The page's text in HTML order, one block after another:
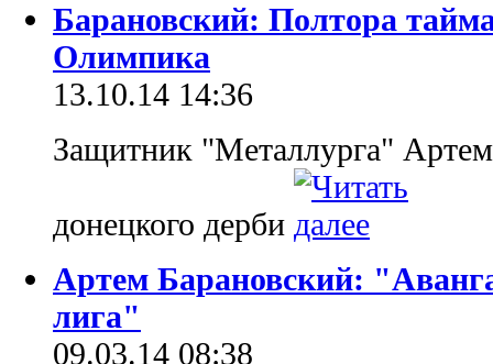
Барановский: Полтора
Олимпика
13.10.14 14:36
Защитник "Металлурга"
донецкого дерби
Артем Барановский:
лига"
09.03.14 08:38